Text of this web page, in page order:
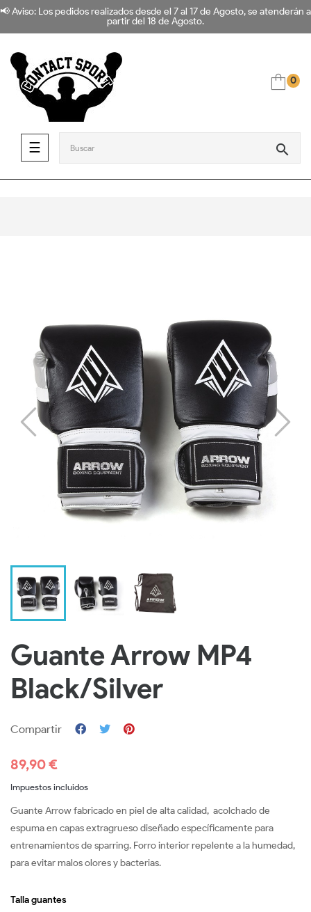
📢 Aviso: Los pedidos realizados desde el 7 al 17 de Agosto, se atenderán a
partir del 18 de Agosto.
search
0
Navegación de palanca
☰
Guante Arrow MP4
Black/Silver
Compartir
89,90 €
Impuestos incluidos
Guante Arrow fabricado en piel de alta calidad, acolchado de
espuma en capas extragrueso diseñado específicamente para
entrenamientos de sparring. Forro interior repelente a la humedad,
para evitar malos olores y bacterias.
Talla guantes